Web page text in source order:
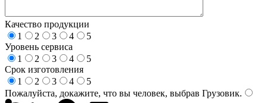
Качество продукции
1
2 3 4
5
Уровень сервиса
1
2 3 4
5
Срок изготовления
1
2 3 4
5
Пожалуйста, докажите, что вы человек, выбрав Грузовик.